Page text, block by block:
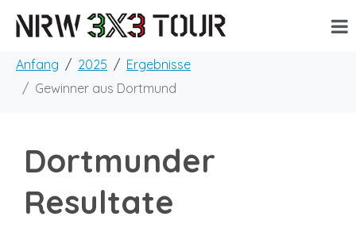
Anfang 2025
Ergebnisse
Gewinner aus Dortmund
Dortmunder
Resultate